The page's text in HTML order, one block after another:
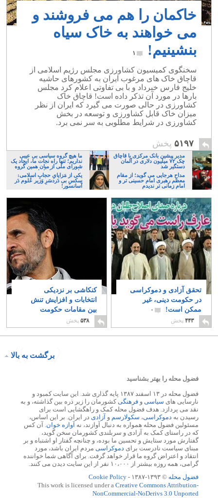
خاکمان را هم می فروشند و
می خواهند به خاک سیاه
بنشینیم!
۱
سخنگوی کمیسیون کشاورزی مجلس رژیم اسلامی از
قاچاق خاک های مرغوب ایران به کشورهای حاشیه
خلیج فارس خبرداد و با بی تفاوتی اعلام کرد مجلس
بارها در مورد آن تذکر داده است! قاچاق خاک
کشاورزی در حالی صورت می گیرد که ایران از نظر
میزان خاک قابل کشاورزی و توسعه در بخش
کشاورزی در شرایط مطلوبی به سر نمی برد.
۵۱۹۷ پخش
مدیر پیشین بانک مرکزی با قاچاق
چک ۷۲ میلیون دلاری در آلمان
دستگیر شد
ما هیچ گروه سیاسی بی عیبی
نداریم؛ تنها راه نجات ما، ایجاد یک
شورای ملی از میان همین گروه
های پر عیب و ایراد است
مداح هرجایی می گوید؛ از مقام
معظم رهبری امام حسینی تر و
امام زمانی تر ندیدم
یکی از مَزایایِ حجابِ اسلامی:
سکسِ بی دَردسَرِ وَزیر عُلوم دَر
آسانسور!
تحقق آزادی و دموکراسی
در حکومت دینی، غیر
ممکن است!
۰
۴۴۳ پخش
کنکاشی بر نزدیکی
انتخابات و افزایش تنش
بین مقامات حکومت
اسلامی!
۵۳۸ پخش
برگشت به بالا
فضول محله را بهتر بشناسید
فضول محله در ۱۳ اسفند ۱۳۸۷ پایه گذاری شد. این سایت کمبود و
نارسایی های سیاسی و فرهنگیکشورمان را زیر ذره بین گذاشته، و به
نقد می پردازد. هدف فضول محله کمک و راهگشایی است برای
رسیدن به دموکراسی، سکولارسم و آزادی در ایران. بر این اساس،
مسئولین فضول محله همواره به دنبال آوازند، نه آوازه خوان. آن کس
که در راستای کمک به آزادی و سربلندی کشورمان سخن گوید،
گفتارش مورد ستایش و تحسین ما بوده، و چنانچه گفتار او اشتباه و بر
مبنای سیاست نادرست برای دموکراسی مردم ایران باشد، مورد
انتقاد و اعتراض گروه ما قرار خواهد گرفت. برای آگاهی شما خواننده
گرامی، همه روزه بیشتر از ۱۰،۰۰۰ نفر از این سایت دیدن می کنند.
فضول محله © ۱۳۹۳-۱۳۸۷ -
Cookie Policy
This work is licensed under a Creative Commons Attribution-
NonCommercial-NoDerivs 3.0 Unported